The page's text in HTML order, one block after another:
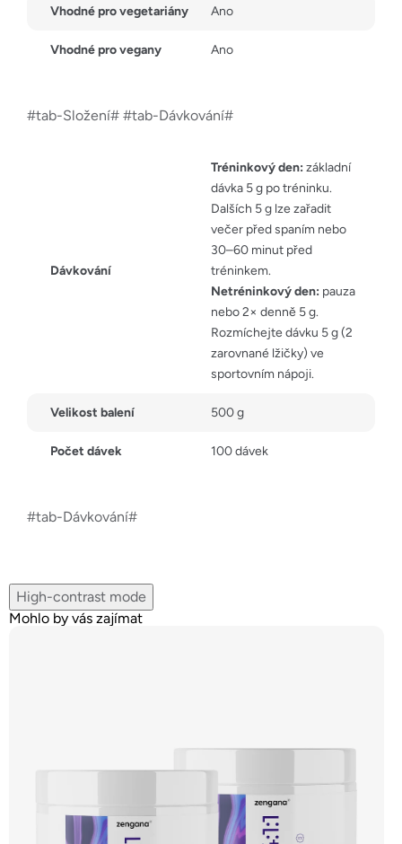
Vhodné pro vegetariány Ano
Vhodné pro vegany Ano
#tab-Složení# #tab-Dávkování#
Dávkování
Tréninkový den: základní
dávka 5 g po tréninku.
Dalších 5 g lze zařadit
večer před spaním nebo
30–60 minut před
tréninkem.
Netréninkový den: pauza
nebo 2× denně 5 g.
Rozmíchejte dávku 5 g (2
zarovnané lžičky) ve
sportovním nápoji.
Velikost balení 500 g
Počet dávek 100 dávek
#tab-Dávkování#
High-contrast mode
Mohlo by vás zajímat